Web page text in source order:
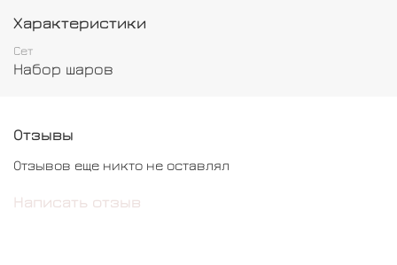
Шар бабочка - 2 шт
Шар бант - 1 шт
Коробка сюрприз - 1 шт
Характеристики
Сет
Набор шаров
Отзывы
Отзывов еще никто не оставлял
Написать отзыв